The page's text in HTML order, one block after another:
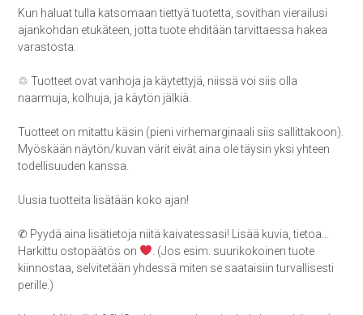
Kun haluat tulla katsomaan tiettyä tuotetta, sovithan vierailusi
ajankohdan etukäteen, jotta tuote ehditään tarvittaessa hakea
varastosta.
♲ Tuotteet ovat vanhoja ja käytettyjä, niissä voi siis olla
naarmuja, kolhuja, ja käytön jälkiä.
Tuotteet on mitattu käsin (pieni virhemarginaali siis sallittakoon).
Myöskään näytön/kuvan värit eivät aina ole täysin yksi yhteen
todellisuuden kanssa.
Uusia tuotteita lisätään koko ajan!
✆ Pyydä aina lisätietoja niitä kaivatessasi! Lisää kuvia, tietoa…
Harkittu ostopäätös on
. (Jos esim. suurikokoinen tuote
kiinnostaa, selvitetään yhdessä miten se saataisiin turvallisesti
perille.)